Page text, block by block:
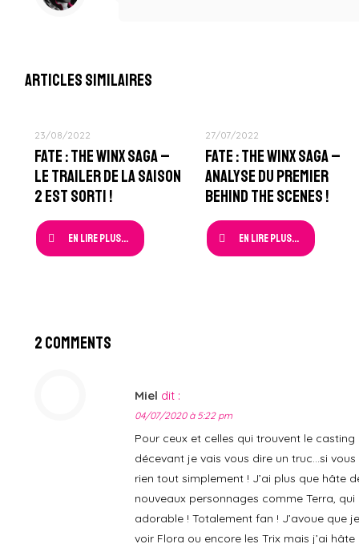
Articles similaires
23/08/2022
Fate : The Winx Saga –
Le Trailer de la Saison
2 est sorti !
En lire plus...
27/07/2022
Fate : The Winx Saga –
Analyse du Premier
Behind The Scenes !
En lire plus...
2 Comments
Miel dit :
04/07/2020 à 5:22 pm
Pour ceux et celles qui trouvent le
décevant je vais vous dire un truc…si
rien tout simplement ! J’ai plus que hâte
nouveaux personnages comme Terra,
adorable ! Totalement fan ! J’avoue que
voir Flora ou encore les Trix mais j’ai